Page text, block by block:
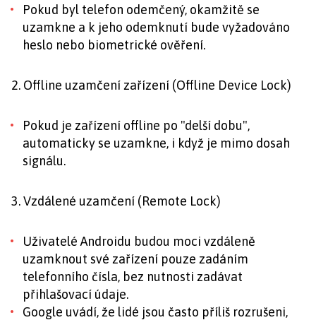
Pokud byl telefon odemčený, okamžitě se
uzamkne a k jeho odemknutí bude vyžadováno
heslo nebo biometrické ověření.
2. Offline uzamčení zařízení (Offline Device Lock)
Pokud je zařízení offline po "delší dobu",
automaticky se uzamkne, i když je mimo dosah
signálu.
3. Vzdálené uzamčení (Remote Lock)
Uživatelé Androidu budou moci vzdáleně
uzamknout své zařízení pouze zadáním
telefonního čísla, bez nutnosti zadávat
přihlašovací údaje.
Google uvádí, že lidé jsou často příliš rozrušeni,